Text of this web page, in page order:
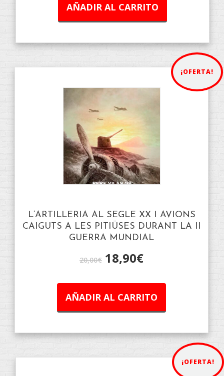
AÑADIR AL CARRITO
¡OFERTA!
L’ARTILLERIA AL SEGLE XX I AVIONS
CAIGUTS A LES PITIÜSES DURANT LA II
GUERRA MUNDIAL
20,00€ 18,90€
AÑADIR AL CARRITO
¡OFERTA!